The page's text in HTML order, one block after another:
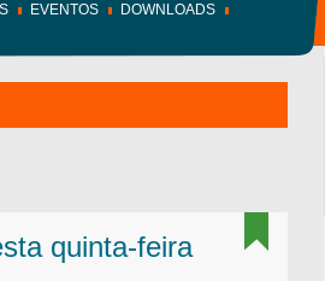
EVENTOS
DOWNLOADS
quinta-feira